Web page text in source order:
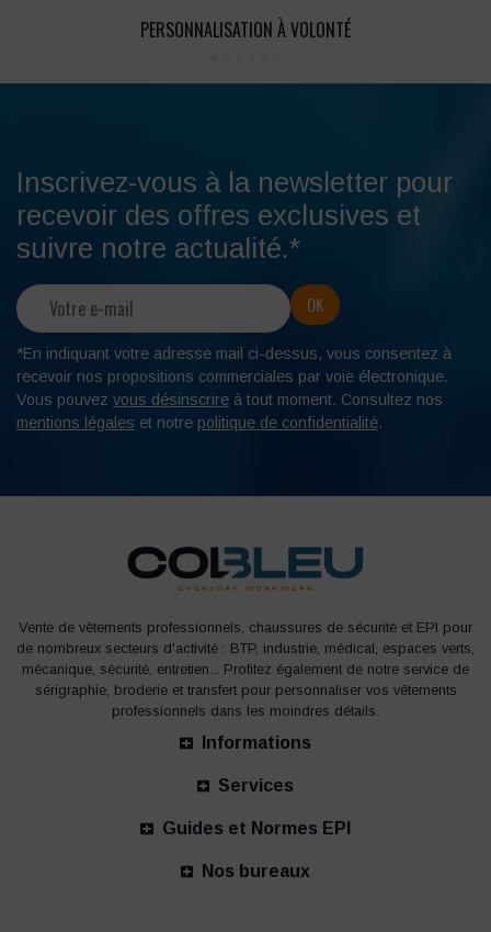
PERSONNALISATION À VOLONTÉ
Inscrivez-vous à la newsletter pour
recevoir des offres exclusives et
suivre notre actualité.*
*En indiquant votre adresse mail ci-dessus, vous consentez à
recevoir nos propositions commerciales par voie électronique.
Vous pouvez vous désinscrire à tout moment. Consultez nos
mentions légales et notre politique de confidentialité.
Vente de vêtements professionnels, chaussures de sécurité et EPI pour
de nombreux secteurs d'activité : BTP, industrie, médical, espaces verts,
mécanique, sécurité, entretien... Profitez également de notre service de
sérigraphie, broderie et transfert pour personnaliser vos vêtements
professionnels dans les moindres détails.
Informations
Services
Guides et Normes EPI
Nos bureaux